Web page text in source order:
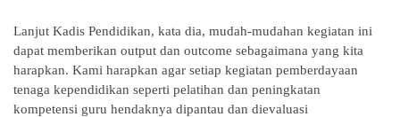
Lanjut Kadis Pendidikan, kata dia, mudah-mudahan kegiatan ini
dapat memberikan output dan outcome sebagaimana yang kita
harapkan. Kami harapkan agar setiap kegiatan pemberdayaan
tenaga kependidikan seperti pelatihan dan peningkatan
kompetensi guru hendaknya dipantau dan dievaluasi